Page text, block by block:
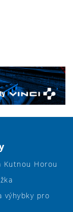
Kutnou Horou
výhybky pro